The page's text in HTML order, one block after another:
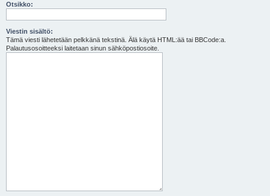
Otsikko:
Viestin sisältö:
Tämä viesti lähetetään pelkkänä tekstinä. Älä käytä HTML:ää tai BBCode:a.
Palautusosoitteeksi laitetaan sinun sähköpostiosoite.